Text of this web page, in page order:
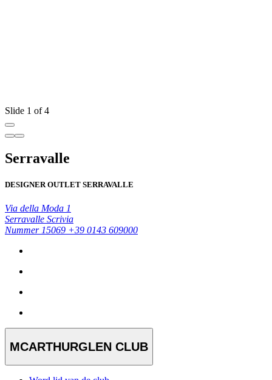
Slide 1 of 4
Serravalle
DESIGNER OUTLET SERRAVALLE
Via della Moda 1
Serravalle Scrivia
Nummer 15069 +39 0143 609000
MCARTHURGLEN CLUB